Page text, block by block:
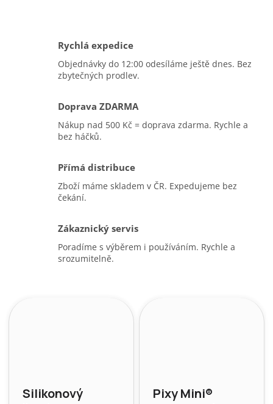
Rychlá expedice
Objednávky do 12:00 odesíláme ještě dnes. Bez
zbytečných prodlev.
Doprava ZDARMA
Nákup nad 500 Kč = doprava zdarma. Rychle a
bez háčků.
Přímá distribuce
Zboží máme skladem v ČR. Expedujeme bez
čekání.
Zákaznický servis
Poradíme s výběrem i používáním. Rychle a
srozumitelně.
Silikonový
Pixy Mini®